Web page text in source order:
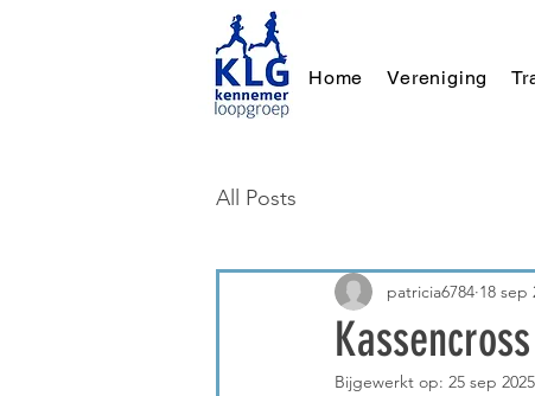
Home Vereniging
All Posts
patricia6784 18 sep
Bijgewerkt op: 25 sep 2025